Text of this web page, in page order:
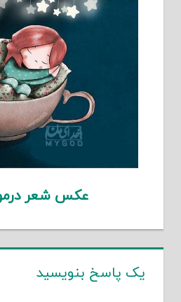
عکس شعر
یک پاسخ بنویسید